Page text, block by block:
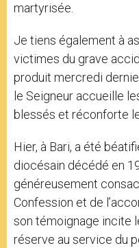
martyrisée.
Je tiens également à
victimes du grave
produit mercredi
le Seigneur accueille
blessés et réconforte
Hier, à Bari, a été
diocésain décédé en
généreusement
Confession et de
son témoignage incite
réserve au service du